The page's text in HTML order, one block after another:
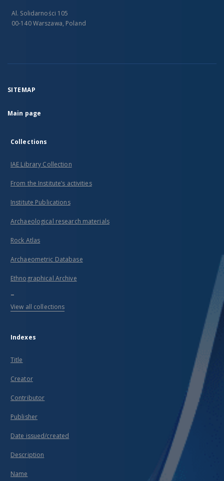
Al. Solidarności 105
00-140 Warszawa, Poland
SITEMAP
Main page
Collections
IAE Library Collection
From the Institute’s activities
Institute Publications
Archaeological research materials
Rock Atlas
Archaeometric Database
Ethnographical Archive
...
View all collections
Indexes
Title
Creator
Contributor
Publisher
Date issued/created
Description
Name